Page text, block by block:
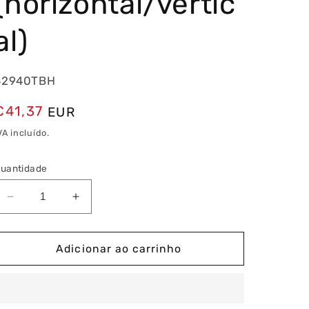
EUR
incluído.
Diminuir
a
quantidade
Espelho
Aumentar
a
quantidade
de
Espelho
Adicionar ao carrinho